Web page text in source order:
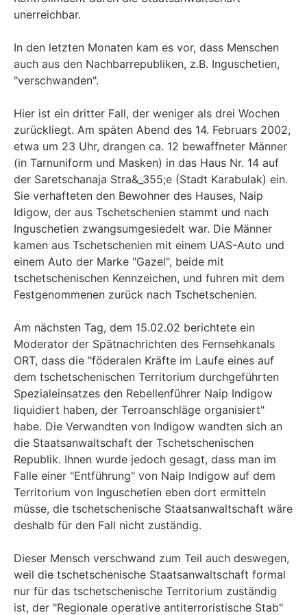
unerreichbar.
In den letzten Monaten kam es vor, dass Menschen
auch aus den Nachbarrepubliken, z.B. Inguschetien,
"verschwanden".
Hier ist ein dritter Fall, der weniger als drei Wochen
zurückliegt. Am späten Abend des 14. Februars 2002,
etwa um 23 Uhr, drangen ca. 12 bewaffneter Männer
(in Tarnuniform und Masken) in das Haus Nr. 14 auf
der Saretschanaja Stra&_355;e (Stadt Karabulak) ein.
Sie verhafteten den Bewohner des Hauses, Naip
Idigow, der aus Tschetschenien stammt und nach
Inguschetien zwangsumgesiedelt war. Die Männer
kamen aus Tschetschenien mit einem UAS-Auto und
einem Auto der Marke "Gazel", beide mit
tschetschenischen Kennzeichen, und fuhren mit dem
Festgenommenen zurück nach Tschetschenien.
Am nächsten Tag, dem 15.02.02 berichtete ein
Moderator der Spätnachrichten des Fernsehkanals
ORT, dass die "föderalen Kräfte im Laufe eines auf
dem tschetschenischen Territorium durchgeführten
Spezialeinsatzes den Rebellenführer Naip Indigow
liquidiert haben, der Terroanschläge organisiert"
habe. Die Verwandten von Indigow wandten sich an
die Staatsanwaltschaft der Tschetschenischen
Republik. Ihnen wurde jedoch gesagt, dass man im
Falle einer "Entführung" von Naip Indigow auf dem
Territorium von Inguschetien eben dort ermitteln
müsse, die tschetschenische Staatsanwaltschaft wäre
deshalb für den Fall nicht zuständig.
Dieser Mensch verschwand zum Teil auch deswegen,
weil die tschetschenische Staatsanwaltschaft formal
nur für das tschetschenische Territorium zuständig
ist, der "Regionale operative antiterroristische Stab"